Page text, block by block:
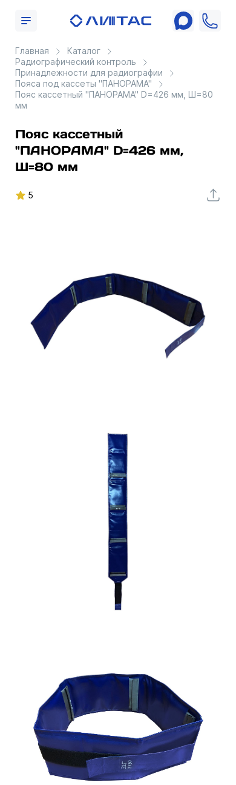
Главная
Каталог
Радиографический контроль
Принадлежности для радиографии
Пояса под кассеты "ПАНОРАМА"
Пояс кассетный "ПАНОРАМА" D=426 мм, Ш=80
мм
Пояс кассетный
"ПАНОРАМА" D=426 мм,
Ш=80 мм
5